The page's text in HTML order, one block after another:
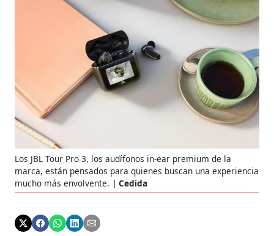
Los JBL Tour Pro 3, los audífonos in-ear premium de la
marca, están pensados para quienes buscan una experiencia
mucho más envolvente.
Cedida